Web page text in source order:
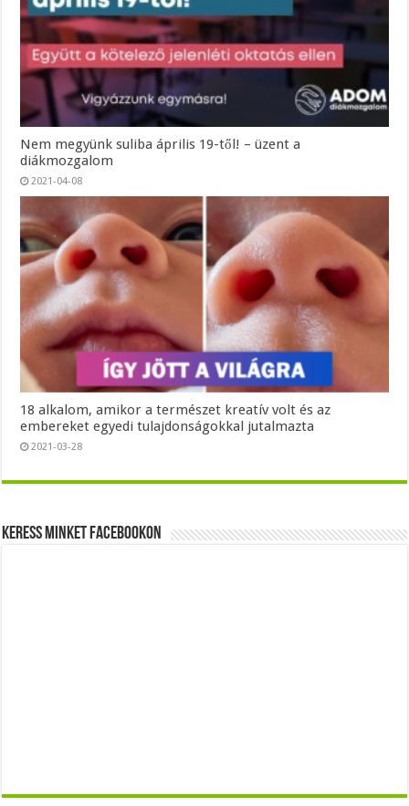
Nem megyünk suliba április 19-től! – üzent a
diákmozgalom
2021-04-08
18 alkalom, amikor a természet kreatív volt és az
embereket egyedi tulajdonságokkal jutalmazta
2021-03-28
Keress minket Facebookon